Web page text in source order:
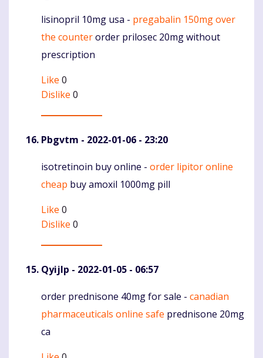
Komentaras
lisinopril 10mg usa - pregabalin 150mg over
the counterorder prilosec 20mg without
prescription
Like 0
Dislike 0
Pbgvtm - 2022-01-06 - 23:20
Komentaras
isotretinoin buy online - order lipitor online
cheap buy amoxil 1000mg pill
Like 0
Dislike 0
Qyijlp - 2022-01-05 - 06:57
Komentaras
order prednisone 40mg for sale - canadian
pharmaceuticals online safe prednisone 20mg
ca